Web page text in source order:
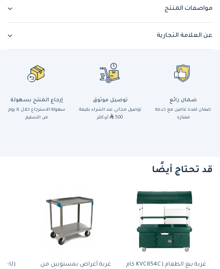
مواصفات المنتج
عن العلامة التجارية
ضمان رائع
ضمان لمدة عامين مع خدمة
ممتازة
توصيل موثوق
توصيل مجاني عند الشراء بقيمة
500
أو أكثر
إرجاع المنتج بسهولة
سهولة الاسترجاع خلال ١٤ يوم
من التسليم
قد تحتاج أيضًا
عربة بيع الطعام (KVC854C كام
عربة أغراض بمستويين من